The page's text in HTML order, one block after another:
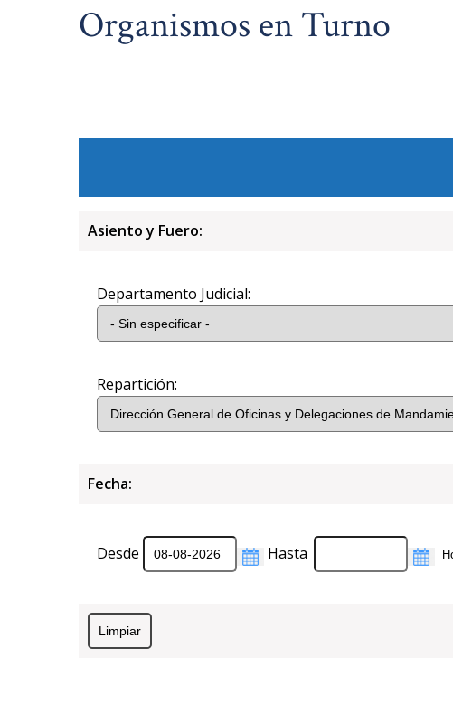
Organismos en Turno
Asiento y Fuero:
Departamento Judicial:
Repartición:
Fecha:
Desde Hasta